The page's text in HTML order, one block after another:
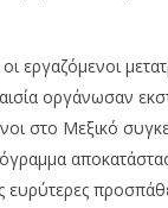
εργαζόμενοι
οργάνωσαν
στο Μεξικό
ευρύτερες